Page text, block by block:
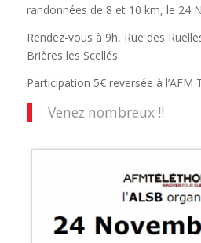
randonnées de 8 et 10 km, le 24
Rendez-vous à 9h, Rue des
Brières les Scellés
Participation 5€ reversée à l’AFM
Venez nombreux !!